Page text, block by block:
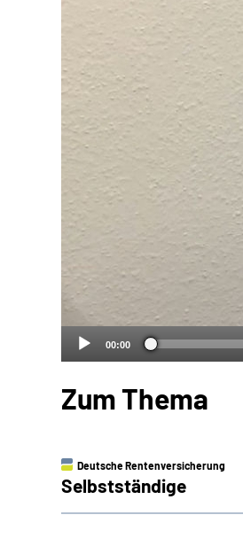
00:00
Zum Thema
Deutsche Rentenversicherung
Selbstständige